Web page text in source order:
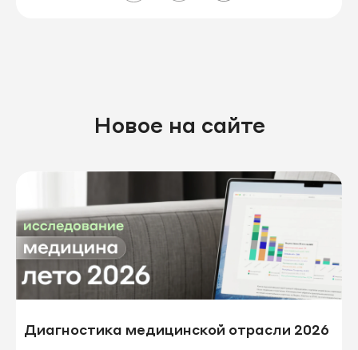
Новое на сайте
Диагностика медицинской отрасли 2026